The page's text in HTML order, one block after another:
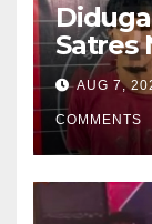
Satres
AUG 7,
COMMENTS